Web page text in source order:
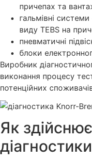
причепах та
гальмівні
виду TEBS на
пневматичні
блоки
Виробник
виконання процесу
потенційних
Як